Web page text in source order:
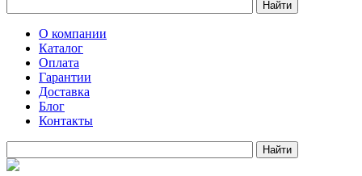
О компании
Каталог
Оплата
Гарантии
Доставка
Блог
Контакты